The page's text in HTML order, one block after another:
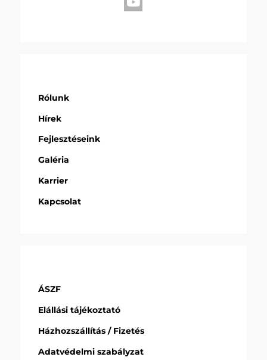
Rólunk
Hírek
Fejlesztéseink
Galéria
Karrier
Kapcsolat
ÁSZF
Elállási tájékoztató
Házhozszállítás / Fizetés
Adatvédelmi szabályzat